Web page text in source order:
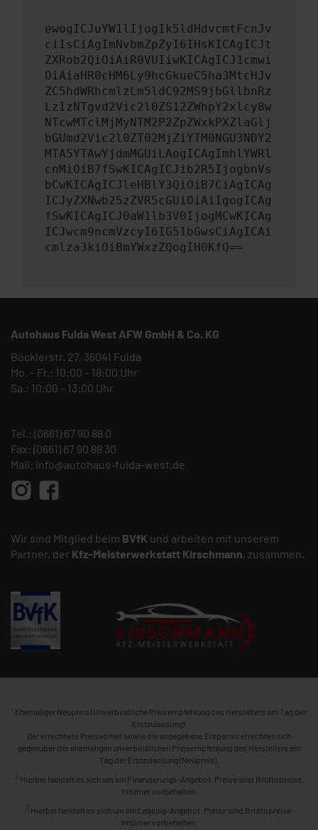
ewogICJuYW1lIjogIk5ldHdvcmtFcnJv
ciIsCiAgImNvbmZpZyI6IHsKICAgICJt
ZXRob2QiOiAiR0VUIiwKICAgICJ1cmwi
OiAiaHR0cHM6Ly9hcGkueC5ha3MtcHJv
ZC5hdWRhcmlzLm5ldC92MS9jbGllbnRz
LzIzNTgvd2Vic2l0ZS12ZWhpY2xlcy8w
NTcwMTclMjMyNTM2P2ZpZWxkPXZlaGlj
bGUmd2Vic2l0ZT02MjZiYTM0NGU3NDY2
MTA5YTAwYjdmMGUiLAogICAgImhlYWRl
cnMiOiB7fSwKICAgICJib2R5IjogbnVs
bCwKICAgICJleHBlY3QiOiB7CiAgICAg
ICJyZXNwb25zZVR5cGUiOiAiIgogICAg
fSwKICAgICJ0aW1lb3V0IjogMCwKICAg
ICJwcm9ncmVzcyI6IG51bGwsCiAgICAi
cmlza3kiOiBmYWxzZQogIH0KfQ==
Autohaus Fulda West AFW GmbH & Co. KG
Böcklerstr. 27, 36041 Fulda
Mo. – Fr.: 10:00 – 18:00 Uhr
Sa.: 10:00 – 13:00 Uhr
Tel.: (0661) 67 90 88 0
Fax: (0661) 67 90 88 30
Mail: info@autohaus-fulda-west.de
Wir sind Mitglied beim BVfK und arbeiten mit unserem
Partner, der Kfz-Meisterwerkstatt Kirschmann, zusammen.
1 Ehemaliger Neupreis (Unverbindliche Preisempfehlung des Herstellers am Tag der
Erstzulassung).
Der errechnete Preisvorteil sowie die angegebene Ersparnis errechnet sich
gegenüber der ehemaligen unverbindlichen Preisempfehlung des Herstellers am
Tag der Erstzulassung (Neupreis).
2 Hierbei handelt es sich um ein Finanzierungs-Angebot. Preise sind Bruttopreise.
Irrtümer vorbehalten.
3 Hierbei handelt es sich um ein Leasing-Angebot. Preise sind Bruttopreise.
Irrtümer vorbehalten.